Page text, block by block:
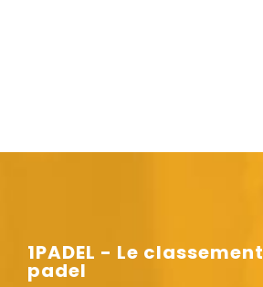
1PADEL - Le classement
padel